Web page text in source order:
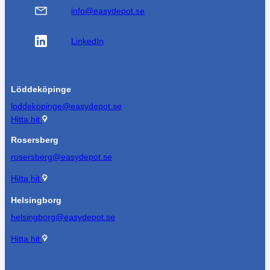
info@easydepot.se
LinkedIn
Löddeköpinge
loddekopinge@easydepot.se
Hitta hit
Rosersberg
rosersberg@easydepot.se
Hitta hit
Helsingborg
helsingborg@easydepot.se
Hitta hit